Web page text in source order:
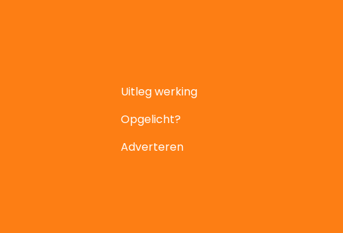
Uitleg werking
Opgelicht?
Adverteren